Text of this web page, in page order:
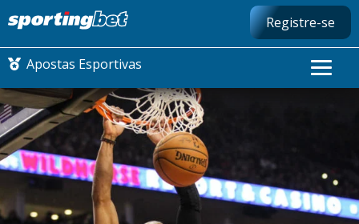
Registre-se
Apostas Esportivas
CONMEBOL LIBERTADORES
FUTEBOL NACIONAL